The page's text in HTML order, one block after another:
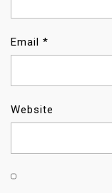
Email *
Website